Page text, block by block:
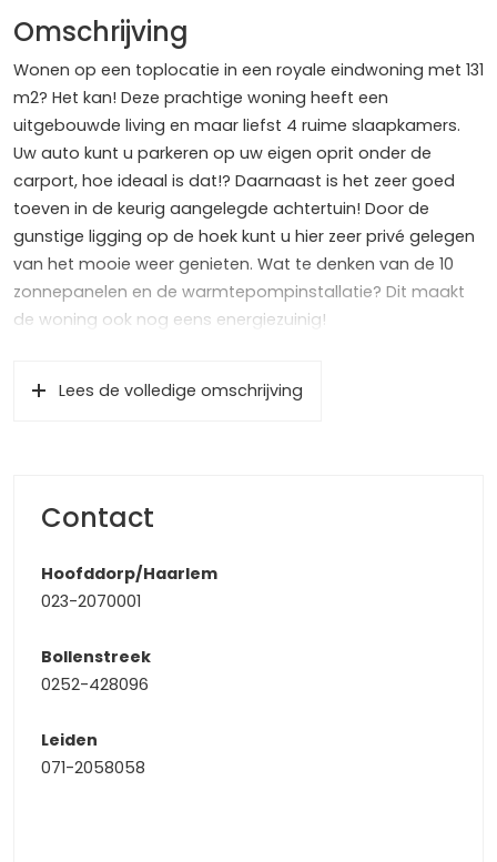
Omschrijving
Wonen op een toplocatie in een royale eindwoning met 131
m2? Het kan! Deze prachtige woning heeft een
uitgebouwde living en maar liefst 4 ruime slaapkamers.
Uw auto kunt u parkeren op uw eigen oprit onder de
carport, hoe ideaal is dat!? Daarnaast is het zeer goed
toeven in de keurig aangelegde achtertuin! Door de
gunstige ligging op de hoek kunt u hier zeer privé gelegen
van het mooie weer genieten. Wat te denken van de 10
zonnepanelen en de warmtepompinstallatie? Dit maakt
de woning ook nog eens energiezuinig!
woonwijk ‘Rijnsoever’. Dit is een autoluwe woonwijk met
korte afstand. Voor al uw dagelijkse boodschappen kunt
u terecht in de nabijgelegen supermarkt of natuurlijk het
bruisende centrum van Katwijk waar u terecht kunt voor
werkelijk al uw dagelijkse voorzieningen. Met uitvalswegen
De woning heeft een ruime voortuin met oprit en carport
(14 m2) die plaats biedt voor een auto. De voortuin is
Lees de volledige omschrijving
Contact
Hoofddorp/Haarlem
023-2070001
Bollenstreek
0252-428096
Leiden
071-2058058